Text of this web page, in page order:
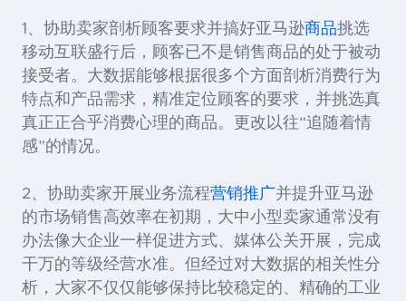
1 、协助卖家剖析顾客要求并搞好亚马逊商品挑选
移动互联盛行后，顾客已不是销售商品的处于被动
接受者。大数据能够根据很多个方面剖析消费行为
特点和产品需求，精准定位顾客的要求，并挑选真
真正正合乎消费心理的商品。更改以往“追随着情
感”的情况。
2、协助卖家开展业务流程营销推广并提升亚马逊
的市场销售高效率在初期，大中小型卖家通常没有
办法像大企业一样促进方式、媒体公关开展，完成
干万的等级经营水准。但经过对大数据的相关性分
析，大家不仅仅能够保持比较稳定的、精确的工业